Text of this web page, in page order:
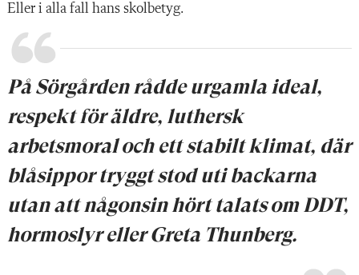
Eller i alla fall hans skolbetyg.
På Sörgården rådde urgamla ideal,
respekt för äldre, luthersk
arbetsmoral och ett stabilt klimat, där
blåsippor tryggt stod uti backarna
utan att någonsin hört talats om DDT,
hormoslyr eller Greta Thunberg.